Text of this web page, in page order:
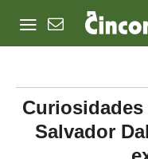
Salvador